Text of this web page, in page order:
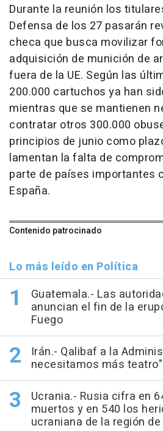
Durante la reunión los
Defensa de los 27 pasarán
checa que busca movilizar
adquisición de munición de
fuera de la UE. Según las
200.000 cartuchos ya han
mientras que se mantienen
contratar otros 300.000
principios de junio como
lamentan la falta de
parte de países importantes
España.
Contenido patrocinado
Lo más leído en Política
Guatemala.- Las
anuncian el fin de la
Fuego
Irán.- Qalibaf a la
necesitamos más teatro"
Ucrania.- Rusia cifra en
muertos y en 540 los
ucraniana de la región